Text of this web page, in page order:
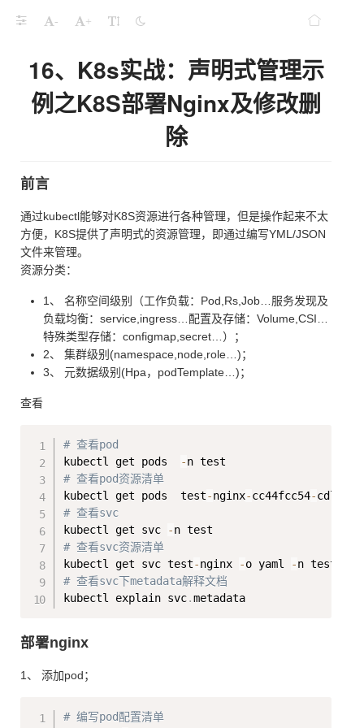
- +
16、K8s实战：声明式管理示
例之K8S部署Nginx及修改删
除
前言
通过kubectl能够对K8S资源进行各种管理，但是操作起来不太
方便，K8S提供了声明式的资源管理，即通过编写YML/JSON
文件来管理。
资源分类：
1、 名称空间级别（工作负载：Pod,Rs,Job…服务发现及
负载均衡：service,ingress…配置及存储：Volume,CSI…
特殊类型存储：configmap,secret…）；
2、 集群级别(namespace,node,role…)；
3、 元数据级别(Hpa，podTemplate…)；
查看
# 查看pod
kubectl get pods
-
# 查看pod资源清单
kubectl get pods  test-nginx-cc44fcc54-cdlh9
# 查看svc
kubectl get svc
-
# 查看svc资源清单
kubectl get svc test-nginx -o yaml -
# 查看svc下metadata解释文档
kubectl explain svc.
部署nginx
1、 添加pod；
# 编写pod配置清单